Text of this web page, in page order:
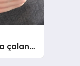
çalan